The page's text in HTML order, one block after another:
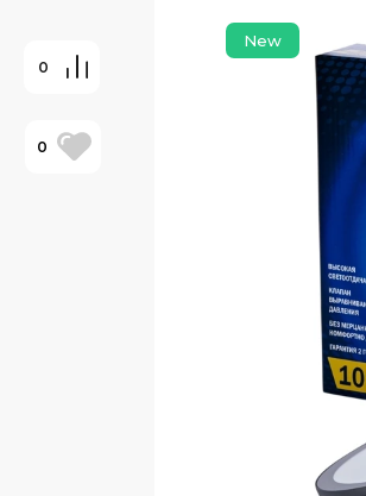
0
0
New